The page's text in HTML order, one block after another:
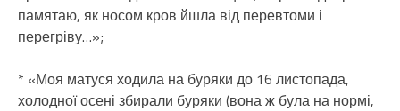
памятаю, як носом кров йшла від перевтоми і
перегріву…»;
* «Моя матуся ходила на буряки до 16 листопада,
холодної осені збирали буряки (вона ж була на нормі,